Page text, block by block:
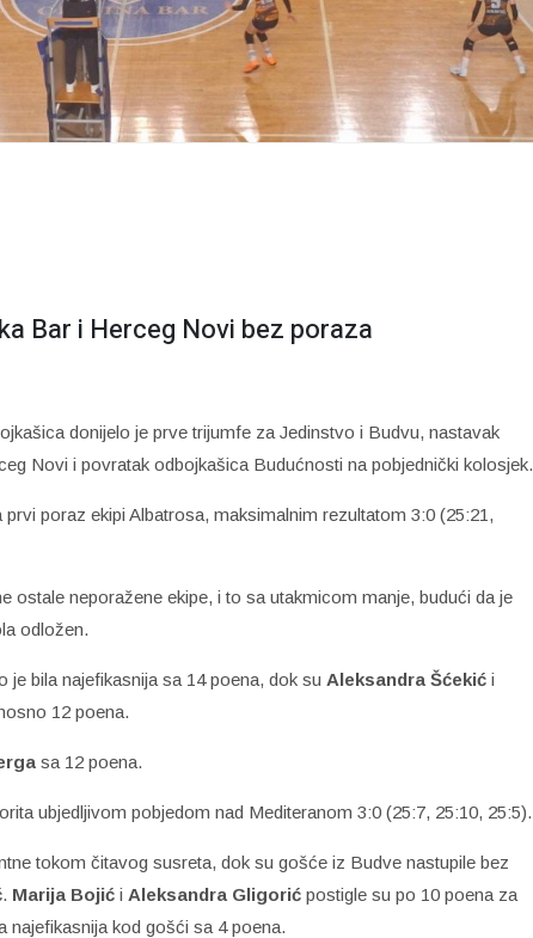
Bar i Herceg Novi bez poraza
donijelo je prve trijumfe za Jedinstvo i Budvu, nastavak
Novi i povratak odbojkašica Budućnosti na pobjednički kolosjek.
poraz ekipi Albatrosa, maksimalnim rezultatom 3:0 (25:21,
ostale neporažene ekipe, i to sa utakmicom manje, budući da je
odložen.
je bila najefikasnija sa 14 poena, dok su Aleksandra Šćekić i
12 poena.
sa 12 poena.
ubjedljivom pobjedom nad Mediteranom 3:0 (25:7, 25:10, 25:5).
tokom čitavog susreta, dok su gošće iz Budve nastupile bez
. Marija Bojić i Aleksandra Gligorić postigle su po 10 poena za
najefikasnija kod gošći sa 4 poena.